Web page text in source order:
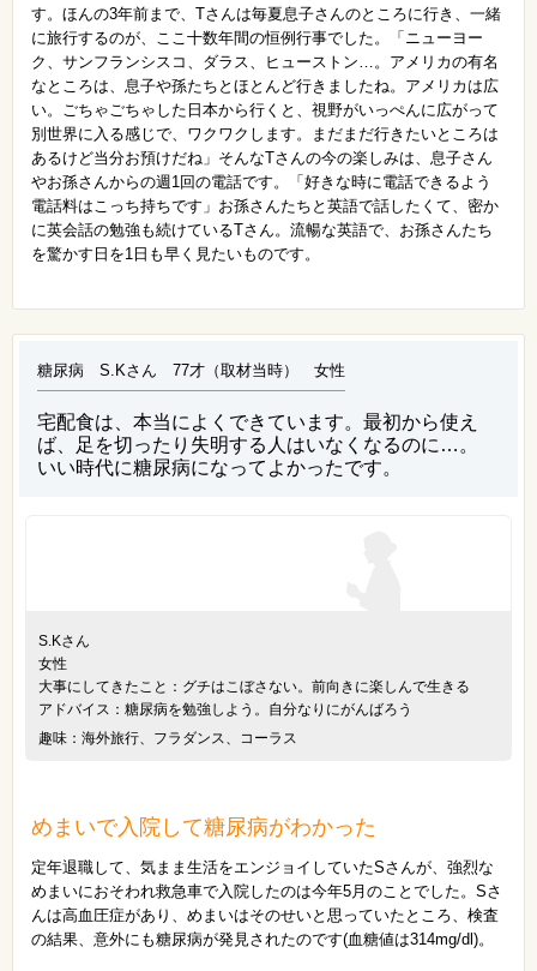
す。ほんの3年前まで、Tさんは毎夏息子さんのところに行き、一緒
に旅行するのが、ここ十数年間の恒例行事でした。「ニューヨー
ク、サンフランシスコ、ダラス、ヒューストン…。アメリカの有名
なところは、息子や孫たちとほとんど行きましたね。アメリカは広
い。ごちゃごちゃした日本から行くと、視野がいっぺんに広がって
別世界に入る感じで、ワクワクします。まだまだ行きたいところは
あるけど当分お預けだね」そんなTさんの今の楽しみは、息子さん
やお孫さんからの週1回の電話です。「好きな時に電話できるよう
電話料はこっち持ちです」お孫さんたちと英語で話したくて、密か
に英会話の勉強も続けているTさん。流暢な英語で、お孫さんたち
を驚かす日を1日も早く見たいものです。
糖尿病 S.Kさん 77才（取材当時） 女性
宅配食は、本当によくできています。最初から使え
ば、足を切ったり失明する人はいなくなるのに…。
いい時代に糖尿病になってよかったです。
S.Kさん
女性
大事にしてきたこと：グチはこぼさない。前向きに楽しんで生きる
アドバイス：糖尿病を勉強しよう。自分なりにがんばろう
趣味：海外旅行、フラダンス、コーラス
めまいで入院して糖尿病がわかった
定年退職して、気まま生活をエンジョイしていたSさんが、強烈な
めまいにおそわれ救急車で入院したのは今年5月のことでした。Sさ
んは高血圧症があり、めまいはそのせいと思っていたところ、検査
の結果、意外にも糖尿病が発見されたのです(血糖値は314mg/dl)。